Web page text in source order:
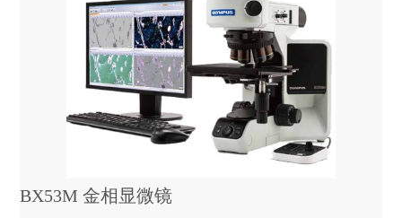
BX53M 金相显微镜